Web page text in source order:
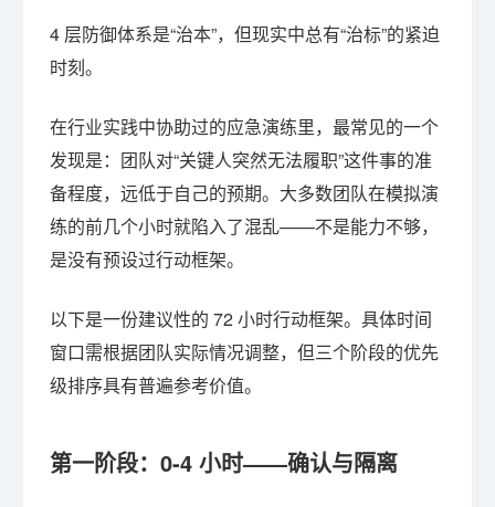
4 层防御体系是“治本”，但现实中总有“治标”的紧迫
时刻。
在行业实践中协助过的应急演练里，最常见的一个
发现是：团队对“关键人突然无法履职”这件事的准
备程度，远低于自己的预期。大多数团队在模拟演
练的前几个小时就陷入了混乱——不是能力不够，
是没有预设过行动框架。
以下是一份建议性的 72 小时行动框架。具体时间
窗口需根据团队实际情况调整，但三个阶段的优先
级排序具有普遍参考价值。
第一阶段：0-4 小时——确认与隔离